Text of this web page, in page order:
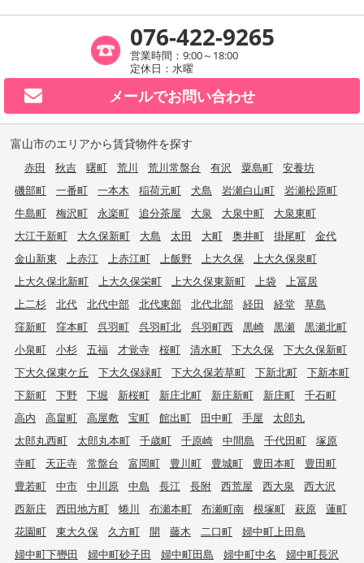
076-422-9265
営業時間：9:00～18:00
定休日：水曜
メールでお問い合わせ
富山市のエリアから賃貸物件を探す
赤田 秋吉 曙町 荒川 荒川常盤台 有沢 粟島町
安養坊
磯部町
一番町 一本木 稲荷元町 犬島 岩瀬白山町
岩瀬松原町
牛島町
梅沢町 永楽町 追分茶屋 大泉 大泉中町
大泉東町
大江干新町
大久保新町 大島 太田 大町 奥井町 掛尾町
金代
金山新東
上赤江 上赤江町 上飯野 上大久保
上大久保泉町
上大久保北新町
上大久保栄町 上大久保東新町 上袋
上冨居
上二杉
北代 北代中部 北代東部 北代北部 経田 経堂
草島
窪新町
窪本町 呉羽町 呉羽町北 呉羽町西 黒崎 黒瀬
黒瀬北町
小泉町
小杉 五福 才覚寺 桜町 清水町 下大久保
下大久保新町
下大久保東ケ丘
下大久保緑町 下大久保若草町 下新北町
下新本町
下新町
下野 下堀 新桜町 新庄北町 新庄新町 新庄町
千石町
高内
高畠町 高屋敷 宝町 館出町 田中町 手屋
太郎丸
太郎丸西町
太郎丸本町 千歳町 千原崎 中間島 千代田町
塚原
寺町
天正寺 常盤台 富岡町 豊川町 豊城町 豊田本町
豊田町
豊若町
中市 中川原 中島 長江 長附 西荒屋 西大泉
西大沢
西新庄
西田地方町 蜷川 布瀬本町 布瀬町南 根塚町 萩原
蓮町
花園町
東大久保 久方町 開 藤木 二口町
婦中町上田島
婦中町下轡田
婦中町砂子田 婦中町田島 婦中町中名
婦中町長沢